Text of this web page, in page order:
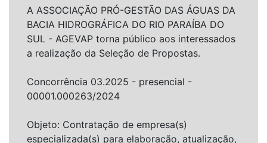
A ASSOCIAÇÃO PRÓ-GESTÃO DAS ÁGUAS DA
BACIA HIDROGRÁFICA DO RIO PARAÍBA DO
SUL - AGEVAP torna público aos interessados
a realização da Seleção de Propostas.
Concorrência 03.2025 - presencial -
00001.000263/2024
Objeto: Contratação de empresa(s)
especializada(s) para elaboração, atualização,